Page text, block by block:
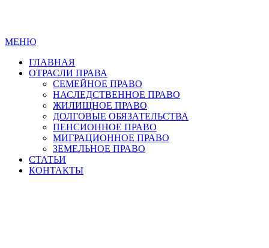
МЕНЮ
ГЛАВНАЯ
ОТРАСЛИ ПРАВА
СЕМЕЙНОЕ ПРАВО
НАСЛЕДСТВЕННОЕ ПРАВО
ЖИЛИЩНОЕ ПРАВО
ДОЛГОВЫЕ ОБЯЗАТЕЛЬСТВА
ПЕНСИОННОЕ ПРАВО
МИГРАЦИОННОЕ ПРАВО
ЗЕМЕЛЬНОЕ ПРАВО
СТАТЬИ
КОНТАКТЫ